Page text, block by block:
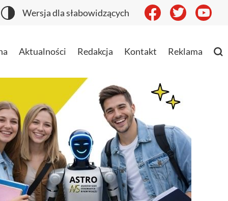
Wersja dla słabowidzących
Aktualności Redakcja Kontakt Reklama